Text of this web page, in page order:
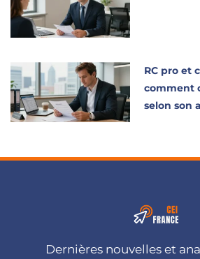
RC pro et
comment
selon son
Dernières nouvelles et